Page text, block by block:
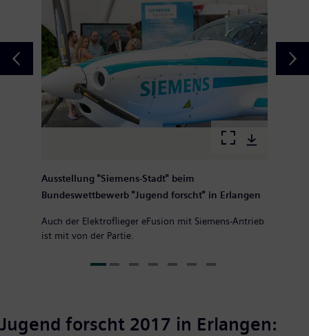
Ausstellung "Siemens-Stadt" beim
Bundeswettbewerb "Jugend forscht" in Erlangen
Auch der Elektroflieger eFusion mit Siemens-Antrieb
ist mit von der Partie.
Jugend forscht 2017 in Erlangen: